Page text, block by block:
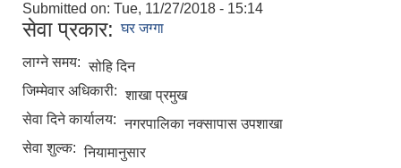
Submitted on: Tue, 11/27/2018 - 15:14
सेवा प्रकार: घर जग्गा
लाग्ने समय: सोहि दिन
जिम्मेवार अधिकारी: शाखा प्रमुख
सेवा दिने कार्यालय: नगरपालिका नक्सापास उपशाखा
सेवा शुल्क: नियामानुसार